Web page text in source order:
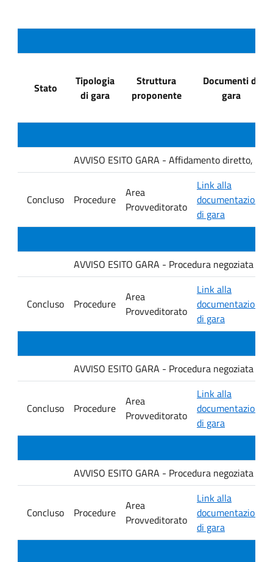
Stato
Tipologia
di gara
Struttura
proponente
Documenti di
gara
AVVISO ESITO GARA - Affidamento diretto, ai
Concluso Procedure
Area
Provveditorato
Link alla
documentazione
di gara
AVVISO ESITO GARA - Procedura negoziata
Concluso Procedure
Area
Provveditorato
Link alla
documentazione
di gara
AVVISO ESITO GARA - Procedura negoziata
Concluso Procedure
Area
Provveditorato
Link alla
documentazione
di gara
AVVISO ESITO GARA - Procedura negoziata
Concluso Procedure
Area
Provveditorato
Link alla
documentazione
di gara